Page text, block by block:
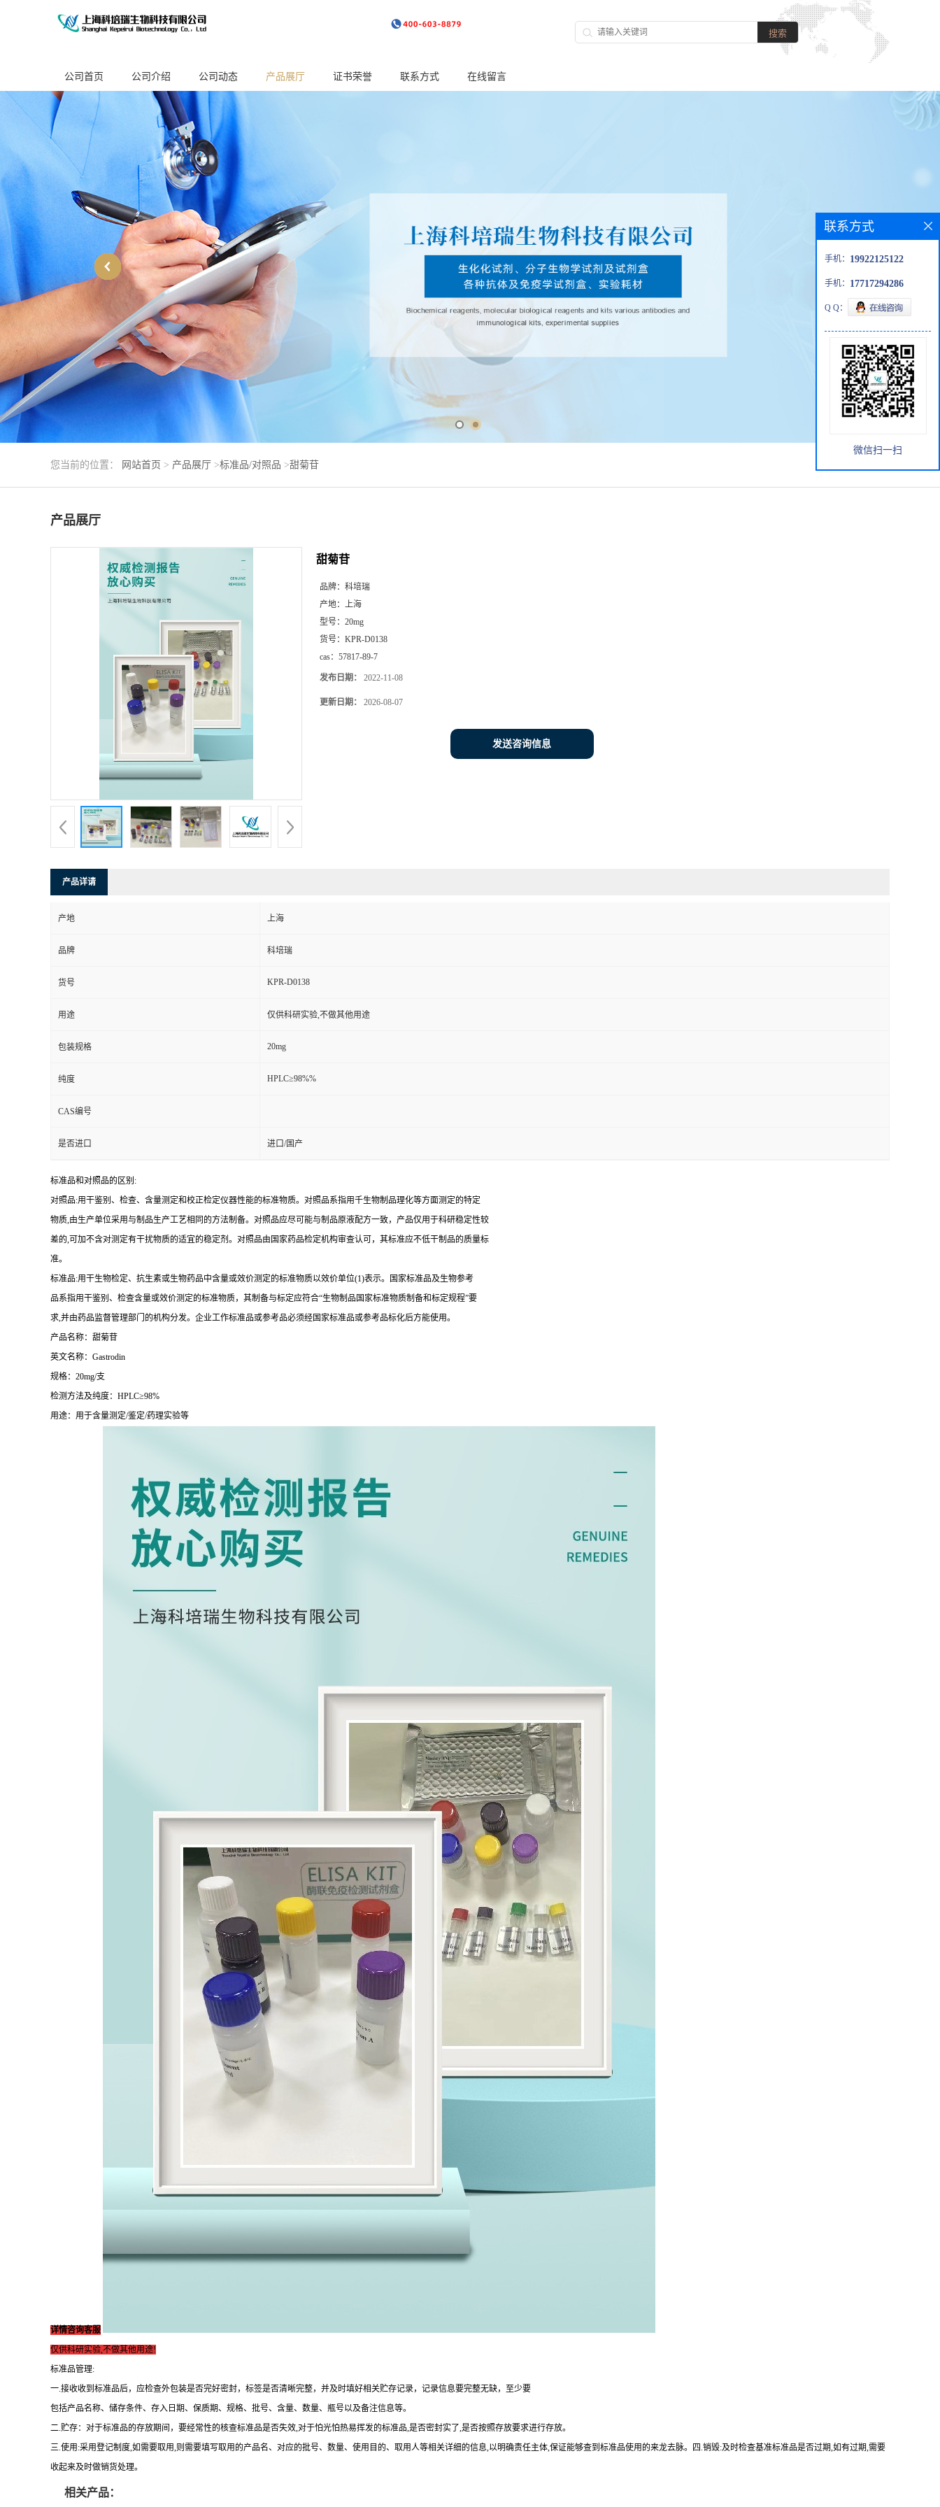
公司首页 公司介绍 公司动态 产品展厅 证书荣誉 联系方式 在线留言
您当前的位置： 网站首页 > 产品展厅 >标准品/对照品 >甜菊苷
产品展厅
甜菊苷
品牌： 科培瑞
产地：
上海
型号： 20mg
货号： KPR-D0138
cas： 57817-89-7
发布日期： 2022-11-08
更新日期： 2026-08-07
发送咨询信息
产品详请
产地 上海
品牌 科培瑞
货号 KPR-D0138
用途 仅供科研实验,不做其他用途
包装规格 20mg
纯度 HPLC≥98%%
CAS编号
是否进口 进口/国产
标准品和对照品的区别:
对照品:用干鉴别、检查、含量测定和校正检定仪器性能的标准物质。对照品系指用千生物制品理化等方面测定的特定
物质,由生产单位采用与制品生产工艺相同的方法制备。对照品应尽可能与制品原液配方一致，产品仅用于科研稳定性较
差的,可加不含对测定有干扰物质的适宜的稳定剂。对照品由国家药品检定机构审查认可，其标准应不低干制品的质量标
准。
标准品:用干生物检定、抗生素或生物药品中含量或效价测定的标准物质以效价单位(1)表示。国家标准品及生物参考
品系指用干鉴别、检查含量或效价测定的标准物质，其制备与标定应符合“生物制品国家标准物质制备和标定规程”要
求,并由药品监督管理部门的机构分发。企业工作标准品或参考品必须经国家标准品或参考品标化后方能使用。
产品名称：甜菊苷
英文名称：Gastrodin
规格：20mg/支
检测方法及纯度：HPLC≥98%
用途：用于含量测定/鉴定/药理实验等
详情咨询客服
仅供科研实验,不做其他用途!
标准品管理:
一.接收收到标准品后，应检查外包装是否完好密封，标签是否清晰完整，并及时填好相关贮存记录，记录信息要完整无缺，至少要
包括产品名称、储存条件、存入日期、保质期、规格、批号、含量、数量、瓶号以及备注信息等。
二.贮存：对于标准品的存放期间，要经常性的核查标准品是否失效,对于怕光怕热易挥发的标准品,是否密封实了,是否按照存放要求进行存放。
三.使用:采用登记制度,如需要取用,则需要填写取用的产品名、对应的批号、数量、使用目的、取用人等相关详细的信息,以明确责任主体,保证能够查到标准品使用的来龙去脉。四.销毁:及时检查基准标准品是否过期,如有过期,需要
收起来及时做销货处理。
相关产品：
联系方式
手机： 19922125122
手机： 17717294286
Q Q：
微信扫一扫